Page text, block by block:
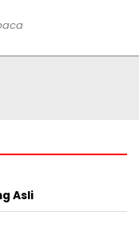
Asli